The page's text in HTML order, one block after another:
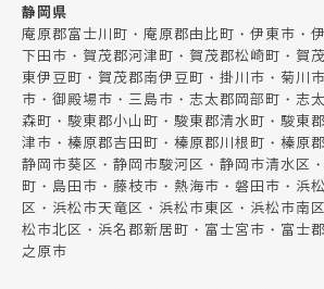
静岡県
庵原郡富士川町・庵原郡由比町・伊東市・
下田市・賀茂郡河津町・賀茂郡松崎町・賀
東伊豆町・賀茂郡南伊豆町・掛川市・菊川
市・御殿場市・三島市・志太郡岡部町・志
森町・駿東郡小山町・駿東郡清水町・駿東
津市・榛原郡吉田町・榛原郡川根町・榛原
静岡市葵区・静岡市駿河区・静岡市清水区
町・島田市・藤枝市・熱海市・磐田市・浜
区・浜松市天竜区・浜松市東区・浜松市南
松市北区・浜名郡新居町・富士宮市・富士
之原市